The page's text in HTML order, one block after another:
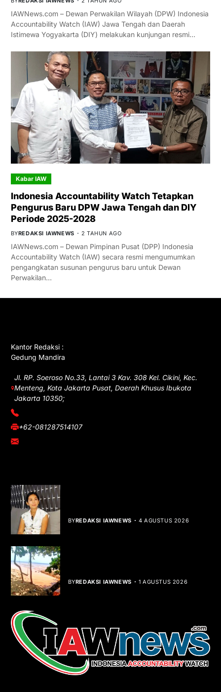
IAWNews.com – Dewan Perwakilan Wilayah (DPW) Indonesia
Accountability Watch (IAW) Jawa Tengah dan Daerah
Istimewa Yogyakarta (DIY) melakukan kunjungan resmi…
Kabar IAW
Indonesia Accountability Watch Tetapkan
Pengurus Baru DPW Jawa Tengah dan DIY
Periode 2025-2028
BYREDAKSI IAWNEWS 2 TAHUN AGO
IAWNews.com – Dewan Pimpinan Pusat (DPP) Indonesia
Accountability Watch (IAW) secara resmi mengumumkan
pengangkatan susunan pengurus baru untuk Dewan
Perwakilan…
Kantor Redaksi :
Gedung Mandira
Jl. RP. Soeroso No.33, Lantai 3 Kav. 308 Kel. Cikini, Kec.
Menteng, Kota Jakarta Pusat, Daerah Khusus Ibukota
Jakarta 10350;
(021) 3908026
+62-081287514107
adm@iawnews.com
BYREDAKSI IAWNEWS 4 AGUSTUS 2026
BYREDAKSI IAWNEWS 1 AGUSTUS 2026